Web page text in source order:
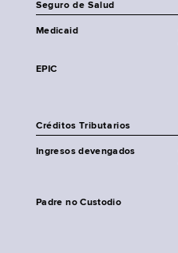
Seguro de Salud
Medicaid
EPIC
Créditos Tributarios
Ingresos devengados
Padre no Custodio